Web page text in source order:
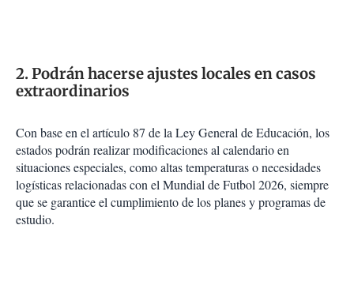
2. Podrán hacerse ajustes locales en casos
extraordinarios
Con base en el artículo 87 de la Ley General de Educación, los
estados podrán realizar modificaciones al calendario en
situaciones especiales, como altas temperaturas o necesidades
logísticas relacionadas con el Mundial de Futbol 2026, siempre
que se garantice el cumplimiento de los planes y programas de
estudio.